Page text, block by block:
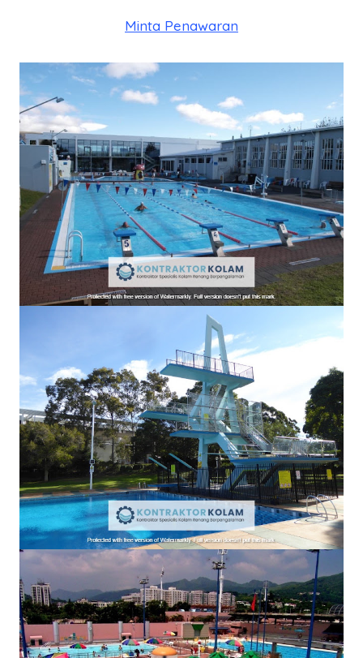
Minta Penawaran